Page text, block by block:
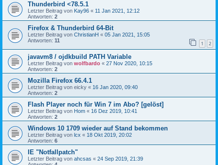
Thunderbird <78.5.1
Letzter Beitrag von Kay96 « 11 Jan 2021, 12:12
Antworten: 2
Firefox & Thunderbird 64-Bit
Letzter Beitrag von ChristianH « 05 Jan 2021, 15:05
Antworten: 11 1 2
javavm8 / ojdkbuild PATH Variable
Letzter Beitrag von wolfbardo « 27 Nov 2020, 10:15
Antworten: 2
Mozilla Firefox 66.4.1
Letzter Beitrag von eicky « 16 Jan 2020, 09:40
Antworten: 2
Flash Player noch für Win 7 im Abo? [gelöst]
Letzter Beitrag von Hom « 16 Dez 2019, 10:41
Antworten: 2
Windows 10 1709 wieder auf Stand bekommen
Letzter Beitrag von lcx « 18 Okt 2019, 20:02
Antworten: 6
IE "Notfallpatch"
Letzter Beitrag von ahcsas « 24 Sep 2019, 21:39